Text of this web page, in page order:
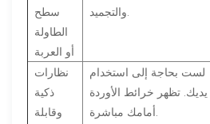
سطح
الطاولة
أو العربة
نظارات
ذكية
وقابلة
لست بحاجة إلى استخدام
يديك. تظهر خرائط الأوردة